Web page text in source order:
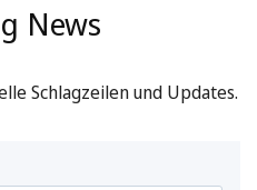
News
Schlagzeilen und Updates.